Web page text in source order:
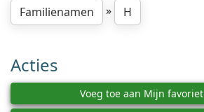
Familienamen
» H
Acties
Voeg toe aan Mijn